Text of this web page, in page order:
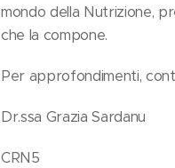
mondo della Nutrizione,
che la compone.
Per approfondimenti,
Dr.ssa Grazia Sardanu
CRN5